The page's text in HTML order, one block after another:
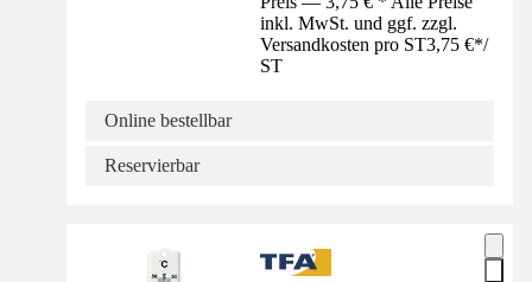
inkl. MwSt. und ggf. zzgl.
Versandkosten pro ST3,75 €*/
ST
Online bestellbar
Reservierbar